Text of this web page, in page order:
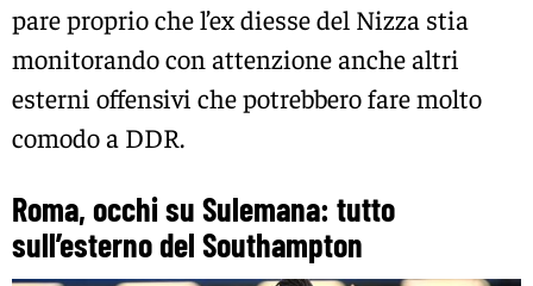
pare proprio che l’ex diesse del Nizza stia
monitorando con attenzione anche altri
esterni offensivi che potrebbero fare molto
comodo a DDR.
Roma, occhi su Sulemana: tutto
sull’esterno del Southampton